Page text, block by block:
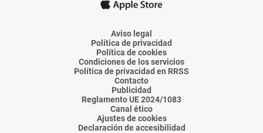
Voz
Almería
Voz
Almería
Voz
Almería
Voz
Almería
Voz
Aviso legal
Política de privacidad
Política de cookies
Condiciones de los servicios
Política de privacidad en RRSS
Contacto
Publicidad
Reglamento UE 2024/1083
Canal ético
Ajustes de cookies
Declaración de accesibilidad